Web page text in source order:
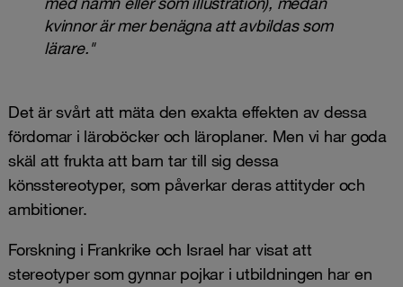
kvinnor är mer benägna att avbildas som
lärare."
Det är svårt att mäta den exakta effekten av dessa
fördomar i läroböcker och läroplaner. Men vi har goda
skäl att frukta att barn tar till sig dessa
könsstereotyper, som påverkar deras attityder och
ambitioner.
Forskning i Frankrike och Israel har visat att
stereotyper som gynnar pojkar i utbildningen har en